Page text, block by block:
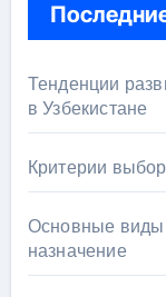
Тенденции
в Узбекистане
Критерии
Основные виды
назначение